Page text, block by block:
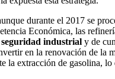
durante el 2017 se
Económica, las
seguridad industrial y de
en la renovación de la
la extracción de gasolina,